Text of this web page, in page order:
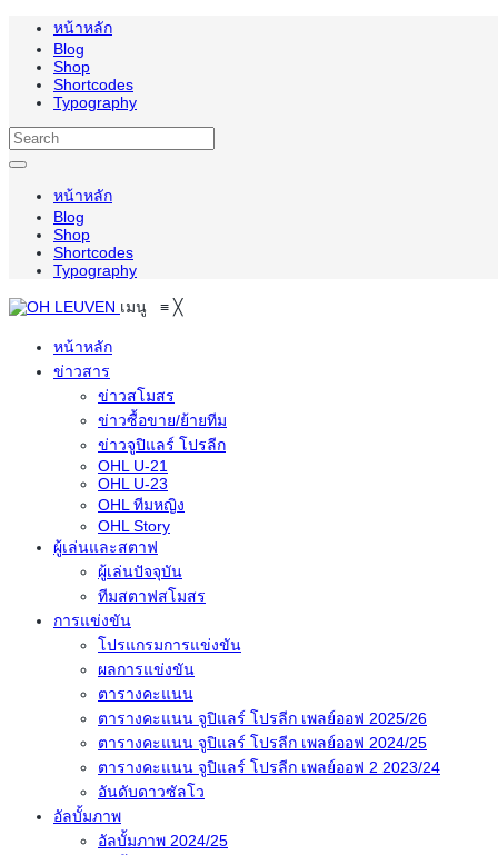
หน้าหลัก
Blog
Shop
Shortcodes
Typography
หน้าหลัก
Blog
Shop
Shortcodes
Typography
เมนู ≡ ╳
หน้าหลัก
ข่าวสาร
ข่าวสโมสร
ข่าวซื้อขาย/ย้ายทีม
ข่าวจูปิแลร์ โปรลีก
OHL U-21
OHL U-23
OHL ทีมหญิง
OHL Story
ผู้เล่นและสตาฟ
ผู้เล่นปัจจุบัน
ทีมสตาฟสโมสร
การแข่งขัน
โปรแกรมการแข่งขัน
ผลการแข่งขัน
ตารางคะแนน
ตารางคะแนน จูปิแลร์ โปรลีก เพลย์ออฟ 2025/26
ตารางคะแนน จูปิแลร์ โปรลีก เพลย์ออฟ 2024/25
ตารางคะแนน จูปิแลร์ โปรลีก เพลย์ออฟ 2 2023/24
อันดับดาวซัลโว
อัลบั้มภาพ
อัลบั้มภาพ 2024/25